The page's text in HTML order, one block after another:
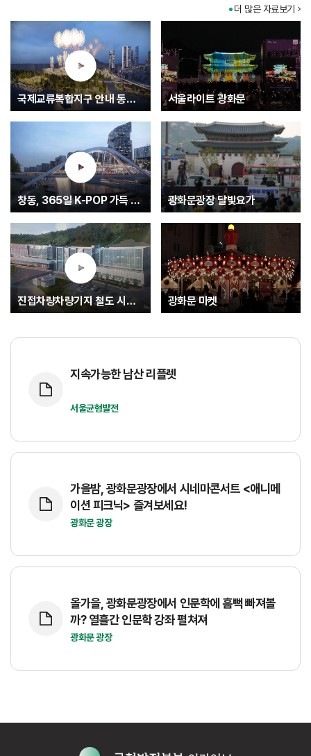
더 많은 자료보기
국제교류복합지구 안내 동영상
창동, 365일 K-POP 가득 글로벌 문화중심지로.... K-엔터타운
진접차량차량기지 철도 시험운행(최종)
서울라이트 광화문
광화문광장 달빛요가
광화문 마켓
지속가능한 남산 리플렛
서울균형발전
가을밤, 광화문광장에서 시네마콘서트 <애니메
이션 피크닉> 즐겨보세요!
광화문 광장
올가을, 광화문광장에서 인문학에 흠뻑 빠져볼
까? 열흘간 인문학 강좌 펼쳐져
광화문 광장